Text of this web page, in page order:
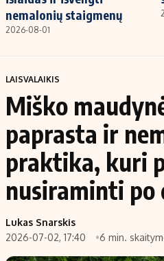
nemalonių staigmenų
2026-08-01
LAISVALAIKIS
Miško
paprasta ir
praktika, kuri
nusiraminti po
Lukas Snarskis
2026-07-02, 17:40
6 min.